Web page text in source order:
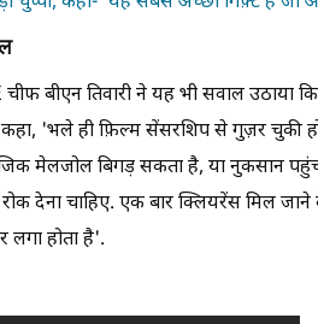
बीएन तिवारी ने यह भी सवाल उठाया
कहा, 'भले ही फ़िल्म सेंसरशिप से गुज़र चुकी
मेलजोल बिगड़ सकता है, या नुकसान
देना चाहिए. एक बार क्लियरेंस मिल जाने
लगा होता है'.